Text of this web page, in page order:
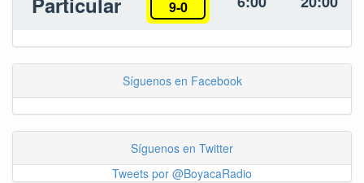
9-0
Síguenos en Facebook
Síguenos en Twitter
Tweets por @BoyacaRadio